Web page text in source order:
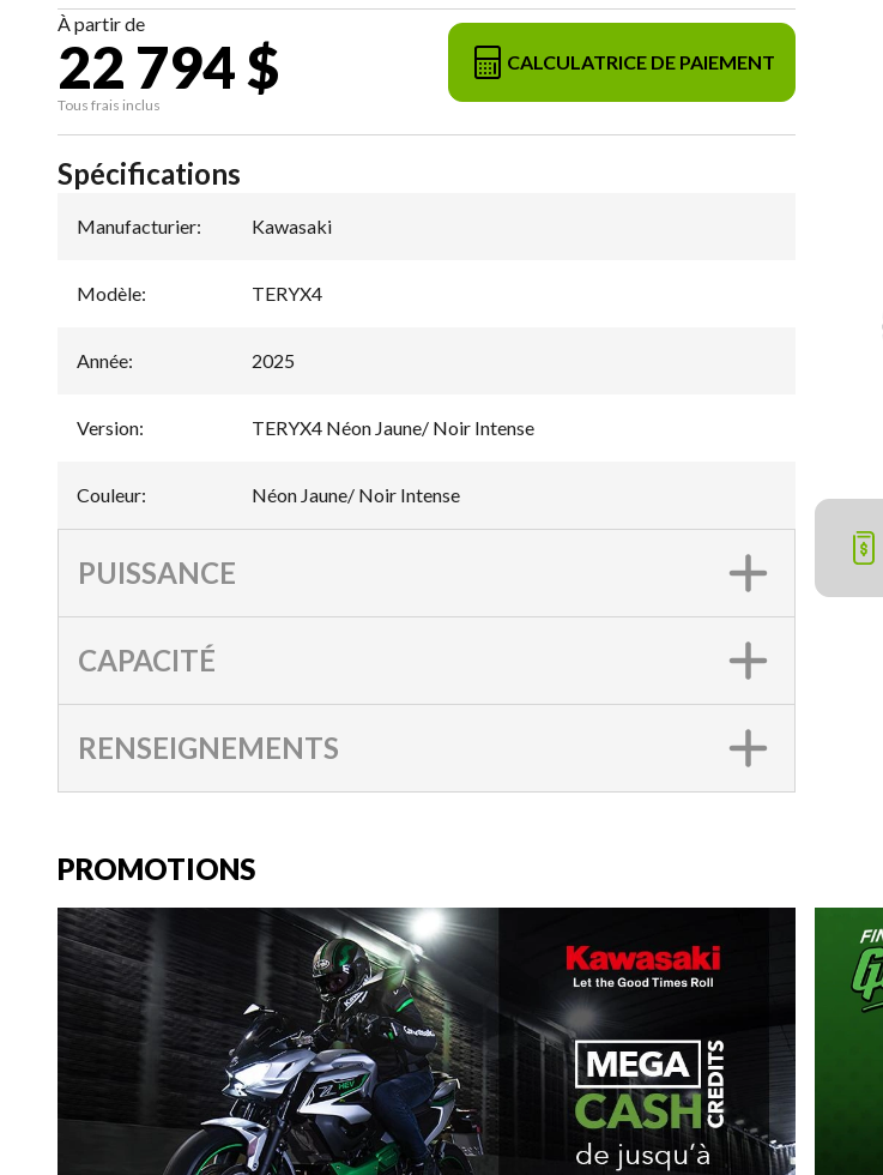
À partir de
22 794 $
Tous frais inclus
CALCULATRICE DE PAIEMENT
Spécifications
Manufacturier: Kawasaki
Modèle: TERYX4
Année: 2025
Version: TERYX4 Néon Jaune/ Noir Intense
Couleur: Néon Jaune/ Noir Intense
PUISSANCE
CAPACITÉ
RENSEIGNEMENTS
PROMOTIONS